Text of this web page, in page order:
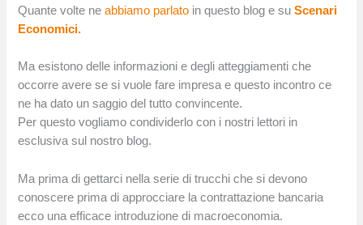
Quante volte neabbiamo parlato in questo blog e suScenari
Economici.
Ma esistono delle informazioni e degli atteggiamenti che
occorre avere se si vuole fare impresa e questo incontro ce
ne ha dato un saggio del tutto convincente.
Per questo vogliamo condividerlo con i nostri lettori in
esclusiva sul nostro blog.
Ma prima di gettarci nella serie di trucchi che si devono
conoscere prima di approcciare la contrattazione bancaria
ecco una efficace introduzione di macroeconomia.